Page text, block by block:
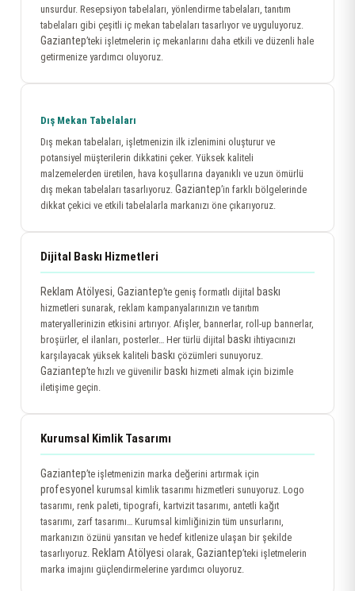
unsurdur. Resepsiyon tabelaları, yönlendirme tabelaları, tanıtım
tabelaları gibi çeşitli iç mekan tabelaları tasarlıyor ve uyguluyoruz.
Gaziantep’teki işletmelerin iç mekanlarını daha etkili ve düzenli hale
getirmenize yardımcı oluyoruz.
Dış Mekan Tabelaları
Dış mekan tabelaları, işletmenizin ilk izlenimini oluşturur ve
potansiyel müşterilerin dikkatini çeker. Yüksek kaliteli
malzemelerden üretilen, hava koşullarına dayanıklı ve uzun ömürlü
dış mekan tabelaları tasarlıyoruz. Gaziantep’in farklı bölgelerinde
dikkat çekici ve etkili tabelalarla markanızı öne çıkarıyoruz.
Dijital Baskı Hizmetleri
Reklam Atölyesi, Gaziantep’te geniş formatlı dijital baskı
hizmetleri sunarak, reklam kampanyalarınızın ve tanıtım
materyallerinizin etkisini artırıyor. Afişler, bannerlar, roll-up bannerlar,
broşürler, el ilanları, posterler… Her türlü dijital baskı ihtiyacınızı
karşılayacak yüksek kaliteli baskı çözümleri sunuyoruz.
Gaziantep’te hızlı ve güvenilir baskı hizmeti almak için bizimle
iletişime geçin.
Kurumsal Kimlik Tasarımı
Gaziantep’te işletmenizin marka değerini artırmak için
profesyonel kurumsal kimlik tasarımı hizmetleri sunuyoruz. Logo
tasarımı, renk paleti, tipografi, kartvizit tasarımı, antetli kağıt
tasarımı, zarf tasarımı… Kurumsal kimliğinizin tüm unsurlarını,
markanızın özünü yansıtan ve hedef kitlenize ulaşan bir şekilde
tasarlıyoruz. Reklam Atölyesi olarak, Gaziantep’teki işletmelerin
marka imajını güçlendirmelerine yardımcı oluyoruz.